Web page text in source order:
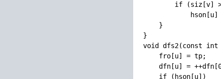
if (siz[v]
hson[u]
    }
}
void dfs2(const
    fro[u] = tp;
dfn[u] =
    if (hson[u])